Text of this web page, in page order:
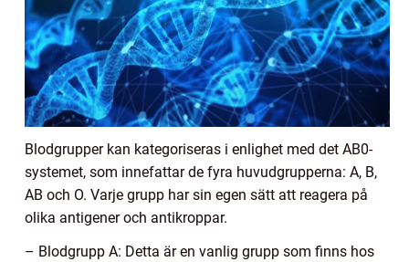
Blodgrupper kan kategoriseras i enlighet med det AB0-
systemet, som innefattar de fyra huvudgrupperna: A, B,
AB och O. Varje grupp har sin egen sätt att reagera på
olika antigener och antikroppar.
– Blodgrupp A: Detta är en vanlig grupp som finns hos